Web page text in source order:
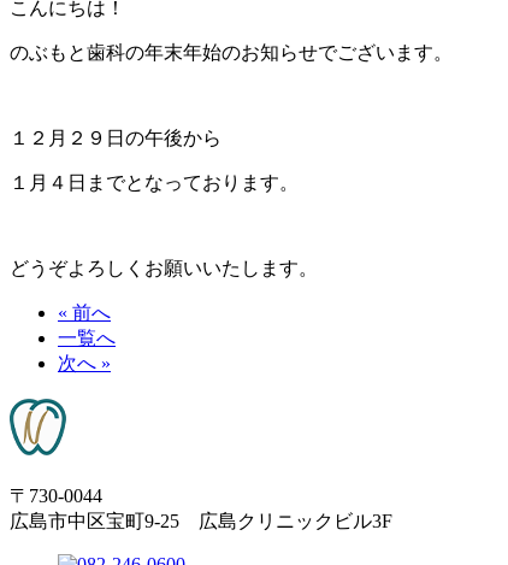
こんにちは！
のぶもと歯科の年末年始のお知らせでございます。
１２月２９日の午後から
１月４日までとなっております。
どうぞよろしくお願いいたします。
« 前へ
一覧へ
次へ »
〒730-0044
広島市中区宝町9-25 広島クリニックビル3F